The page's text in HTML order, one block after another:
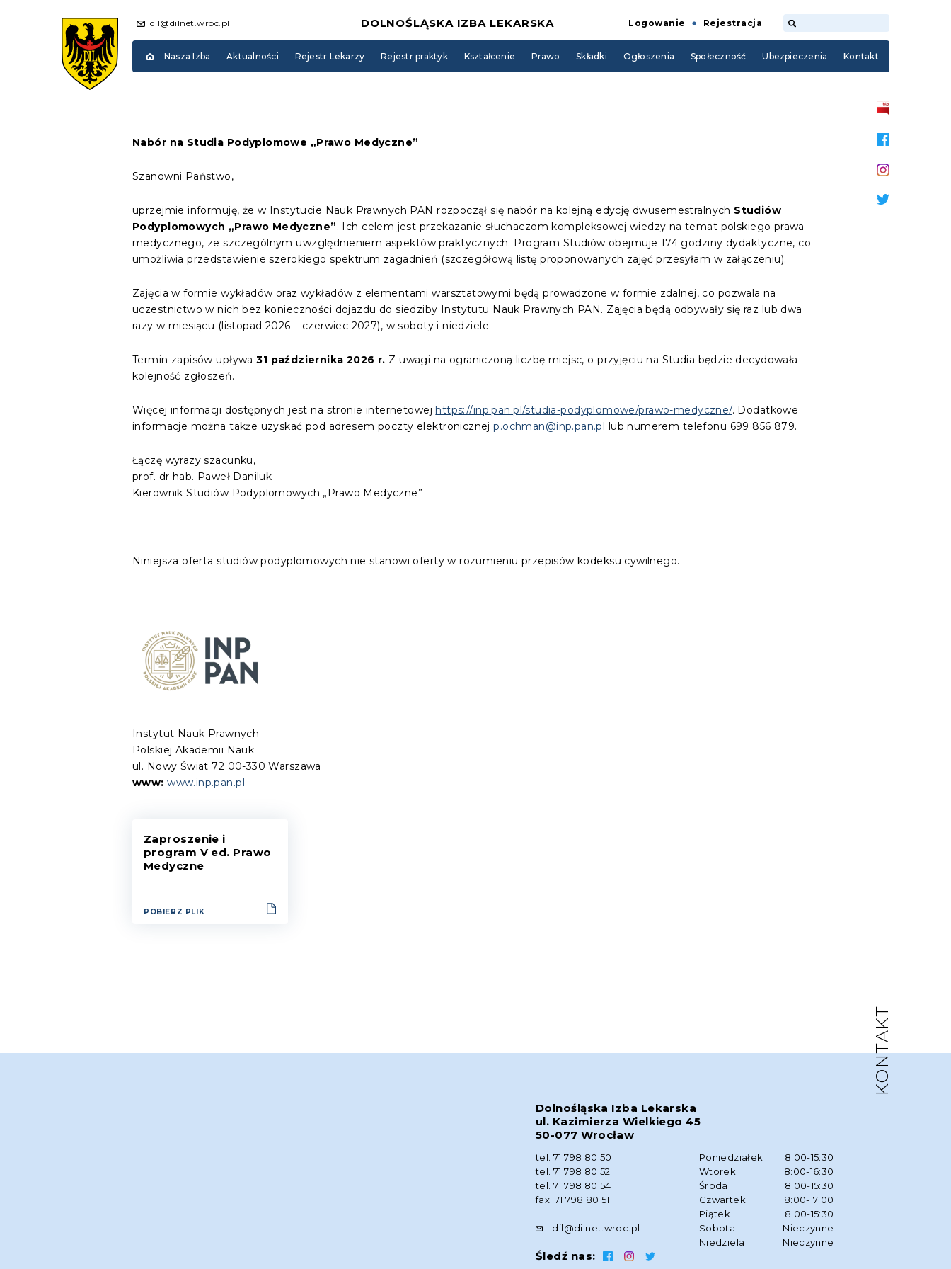
dil@dilnet.wroc.pl DOLNOŚLĄSKA IZBA LEKARSKA Logowanie Rejestracja
Nasza Izba Aktualności Rejestr Lekarzy Rejestr praktyk Kształcenie Prawo Składki Ogłoszenia Społeczność Ubezpieczenia Kontakt
Nabór na Studia Podyplomowe „Prawo Medyczne”
Szanowni Państwo,
uprzejmie informuję, że w Instytucie Nauk Prawnych PAN rozpoczął się nabór na kolejną edycję dwusemestralnych Studiów
Podyplomowych „Prawo Medyczne”. Ich celem jest przekazanie słuchaczom kompleksowej wiedzy na temat polskiego prawa
medycznego, ze szczególnym uwzględnieniem aspektów praktycznych. Program Studiów obejmuje 174 godziny dydaktyczne, co
umożliwia przedstawienie szerokiego spektrum zagadnień (szczegółową listę proponowanych zajęć przesyłam w załączeniu).
Zajęcia w formie wykładów oraz wykładów z elementami warsztatowymi będą prowadzone w formie zdalnej, co pozwala na
uczestnictwo w nich bez konieczności dojazdu do siedziby Instytutu Nauk Prawnych PAN. Zajęcia będą odbywały się raz lub dwa
razy w miesiącu (listopad 2026 – czerwiec 2027), w soboty i niedziele.
Termin zapisów upływa31 października 2026 r. Z uwagi na ograniczoną liczbę miejsc, o przyjęciu na Studia będzie decydowała
kolejność zgłoszeń.
Więcej informacji dostępnych jest na stronie internetowej https://inp.pan.pl/studia-podyplomowe/prawo-medyczne/. Dodatkowe
informacje można także uzyskać pod adresem poczty elektronicznejp.ochman@inp.pan.pl lub numerem telefonu 699 856 879.
Łączę wyrazy szacunku,
prof. dr hab. Paweł Daniluk
Kierownik Studiów Podyplomowych „Prawo Medyczne”
Niniejsza oferta studiów podyplomowych nie stanowi oferty w rozumieniu przepisów kodeksu cywilnego.
Instytut Nauk Prawnych
Polskiej Akademii Nauk
ul. Nowy Świat 72 00-330 Warszawa
www: www.inp.pan.pl
Zaproszenie i
program V ed. Prawo
Medyczne
POBIERZ PLIK
KONTAKT
Dolnośląska Izba Lekarska
ul. Kazimierza Wielkiego 45
50-077 Wrocław
tel. 71 798 80 50
tel. 71 798 80 52
tel. 71 798 80 54
fax. 71 798 80 51
dil@dilnet.wroc.pl
Śledź nas:
Poniedziałek
8:00-15:30
Wtorek
8:00-16:30
Środa
8:00-15:30
Czwartek
8:00-17:00
Piątek
8:00-15:30
Sobota
Nieczynne
Niedziela
Nieczynne